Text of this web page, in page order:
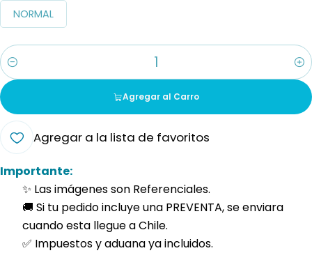
NORMAL
Cantidad
Agregar al Carro
Agregar a la lista de favoritos
Importante:
✨ Las imágenes son Referenciales.
🚚 Si tu pedido incluye una PREVENTA, se enviara
cuando esta llegue a Chile.
✅ Impuestos y aduana ya incluidos.